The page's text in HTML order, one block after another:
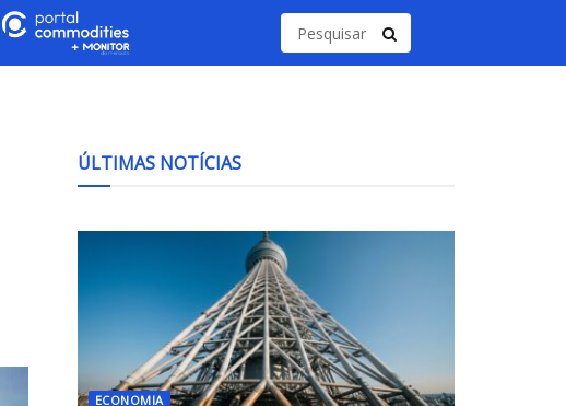
ÚLTIMAS NOTÍCIAS
ECONOMIA